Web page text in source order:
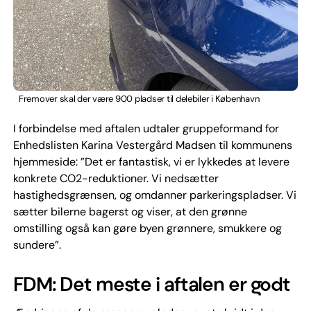
Fremover skal der være 900 pladser til delebiler i København
I forbindelse med aftalen udtaler gruppeformand for
Enhedslisten Karina Vestergård Madsen til kommunens
hjemmeside: ”Det er fantastisk, vi er lykkedes at levere
konkrete CO2-reduktioner. Vi nedsætter
hastighedsgrænsen, og omdanner parkeringspladser. Vi
sætter bilerne bagerst og viser, at den grønne
omstilling også kan gøre byen grønnere, smukkere og
sundere”.
FDM: Det meste i aftalen er godt